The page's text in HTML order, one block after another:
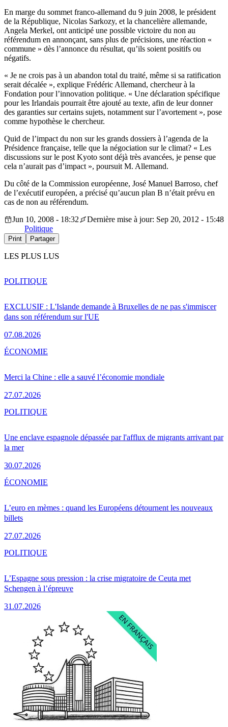
En marge du sommet franco-allemand du 9 juin 2008, le président
de la République, Nicolas Sarkozy, et la chancelière allemande,
Angela Merkel, ont anticipé une possible victoire du non au
référendum en annonçant, sans plus de précisions, une réaction «
commune » dès l’annonce du résultat, qu’ils soient positifs ou
négatifs.
« Je ne crois pas à un abandon total du traité, même si sa ratification
serait décalée », explique Frédéric Allemand, chercheur à la
Fondation pour l’innovation politique. « Une déclaration spécifique
pour les Irlandais pourrait être ajouté au texte, afin de leur donner
des garanties sur certains sujets, notamment sur l’avortement », pose
comme hypothèse le chercheur.
Quid de l’impact du non sur les grands dossiers à l’agenda de la
Présidence française, telle que la négociation sur le climat? « Les
discussions sur le post Kyoto sont déjà très avancées, je pense que
cela n’aurait pas d’impact », poursuit M. Allemand.
Du côté de la Commission européenne, José Manuel Barroso, chef
de l’exécutif européen, a précisé qu’aucun plan B n’était prévu en
cas de non au référendum.
Jun 10, 2008 - 18:32
Dernière mise à jour: Sep 20, 2012 - 15:48
Politique
Print Partager
LES PLUS LUS
EXCLUSIF : L'Islande demande à Bruxelles de ne pas s'immiscer
dans son référendum sur l'UE
07.08.2026
POLITIQUE
Merci la Chine : elle a sauvé l’économie mondiale
27.07.2026
ÉCONOMIE
Une enclave espagnole dépassée par l'afflux de migrants arrivant par
la mer
30.07.2026
POLITIQUE
L’euro en mèmes : quand les Européens détournent les nouveaux
billets
27.07.2026
ÉCONOMIE
L’Espagne sous pression : la crise migratoire de Ceuta met
Schengen à l’épreuve
31.07.2026
POLITIQUE